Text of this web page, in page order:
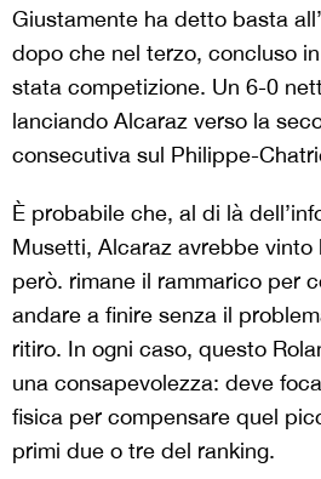
Giustamente ha detto basta
dopo che nel terzo, concluso
stata competizione. Un 6-0
lanciando Alcaraz verso la
consecutiva sul Philippe-
È probabile che, al di là
Musetti, Alcaraz avrebbe vinto
però. rimane il rammarico per
andare a finire senza il
ritiro. In ogni caso, questo
una consapevolezza: deve
fisica per compensare quel
primi due o tre del ranking.